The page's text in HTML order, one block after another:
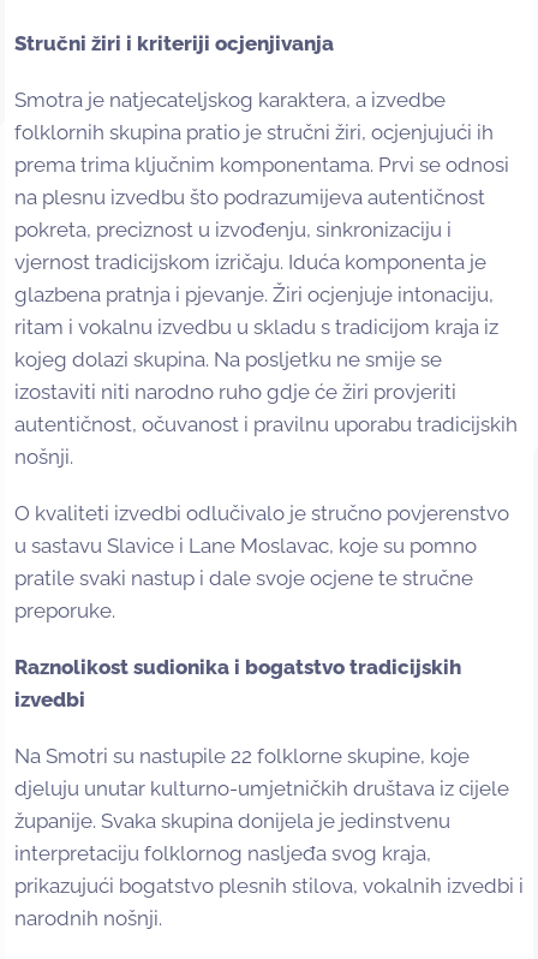
Stručni žiri i kriteriji ocjenjivanja
Smotra je natjecateljskog karaktera, a izvedbe
folklornih skupina pratio je stručni žiri, ocjenjujući ih
prema trima ključnim komponentama. Prvi se odnosi
na plesnu izvedbu što podrazumijeva autentičnost
pokreta, preciznost u izvođenju, sinkronizaciju i
vjernost tradicijskom izričaju. Iduća komponenta je
glazbena pratnja i pjevanje. Žiri ocjenjuje intonaciju,
ritam i vokalnu izvedbu u skladu s tradicijom kraja iz
kojeg dolazi skupina. Na posljetku ne smije se
izostaviti niti narodno ruho gdje će žiri provjeriti
autentičnost, očuvanost i pravilnu uporabu tradicijskih
nošnji.
O kvaliteti izvedbi odlučivalo je stručno povjerenstvo
u sastavu Slavice i Lane Moslavac, koje su pomno
pratile svaki nastup i dale svoje ocjene te stručne
preporuke.
Raznolikost sudionika i bogatstvo tradicijskih
izvedbi
Na Smotri su nastupile 22 folklorne skupine, koje
djeluju unutar kulturno-umjetničkih društava iz cijele
županije. Svaka skupina donijela je jedinstvenu
interpretaciju folklornog nasljeđa svog kraja,
prikazujući bogatstvo plesnih stilova, vokalnih izvedbi i
narodnih nošnji.